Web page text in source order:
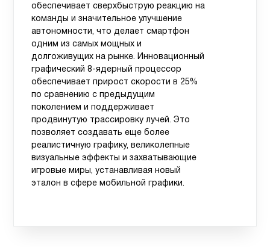
обеспечивает сверхбыструю реакцию на
команды и значительное улучшение
автономности, что делает смартфон
одним из самых мощных и
долгоживущих на рынке. Инновационный
графический 8-ядерный процессор
обеспечивает прирост скорости в 25%
по сравнению с предыдущим
поколением и поддерживает
продвинутую трассировку лучей. Это
позволяет создавать еще более
реалистичную графику, великолепные
визуальные эффекты и захватывающие
игровые миры, устанавливая новый
эталон в сфере мобильной графики.